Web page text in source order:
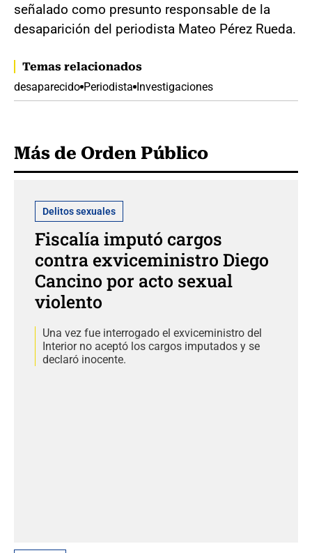
señalado como presunto responsable de la
desaparición del periodista Mateo Pérez Rueda.
Temas relacionados
desaparecido Periodista Investigaciones
Más de Orden Público
Delitos sexuales
Fiscalía imputó cargos
contra exviceministro Diego
Cancino por acto sexual
violento
Una vez fue interrogado el exviceministro del
Interior no aceptó los cargos imputados y se
declaró inocente.